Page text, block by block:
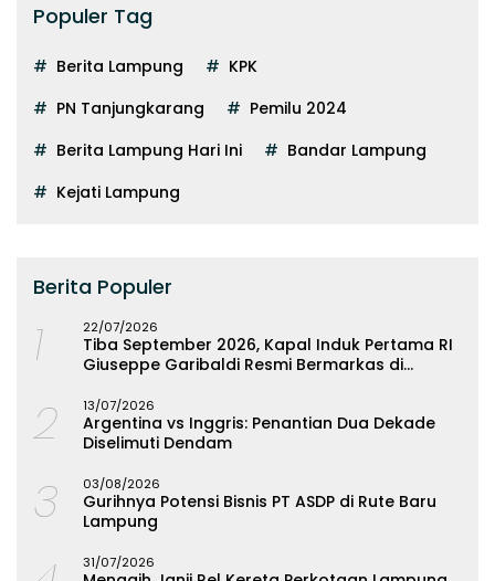
Populer Tag
Berita Lampung
KPK
PN Tanjungkarang
Pemilu 2024
Berita Lampung Hari Ini
Bandar Lampung
Kejati Lampung
Berita Populer
1 22/07/2026
Tiba September 2026, Kapal Induk Pertama RI
Giuseppe Garibaldi Resmi Bermarkas di
2 13/07/2026
Argentina vs Inggris: Penantian Dua Dekade
Diselimuti Dendam
3 03/08/2026
Gurihnya Potensi Bisnis PT ASDP di Rute Baru
Lampung
31/07/2026